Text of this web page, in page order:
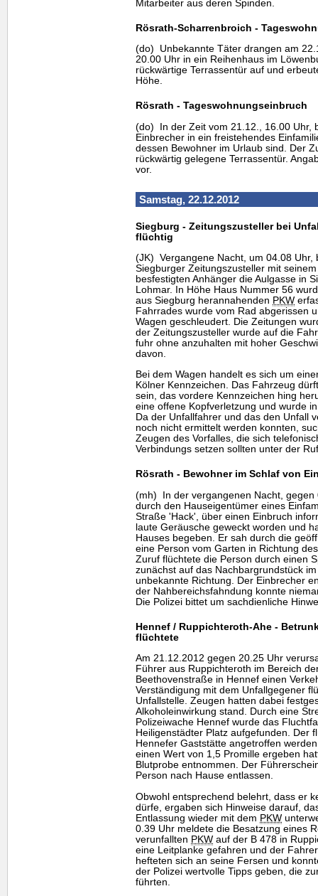
Mitarbeiter aus deren Spinden.
Rösrath-Scharrenbroich -
(do) Unbekannte Täter drangen am
20.00 Uhr in ein Reihenhaus im
rückwärtige Terrassentür auf und
Höhe.
Rösrath - Tageswohnungseinbruch
(do) In der Zeit vom 21.12., 16.00 Uhr,
Einbrecher in ein freistehendes
dessen Bewohner im Urlaub sind. Der
rückwärtig gelegene Terrassentür.
vor.
Samstag, 22.12.2012
Siegburg - Zeitungszusteller bei
flüchtig
(JK) Vergangene Nacht, um 04.08 Uhr,
Siegburger Zeitungszusteller mit
besfestigten Anhänger die Aulgasse in
Lohmar. In Höhe Haus Nummer 56
aus Siegburg herannahenden PKW
Fahrrades wurde vom Rad abgerissen
Wagen geschleudert. Die Zeitungen
der Zeitungszusteller wurde auf die
fuhr ohne anzuhalten mit hoher
davon.
Bei dem Wagen handelt es sich um
Kölner Kennzeichen. Das Fahrzeug
sein, das vordere Kennzeichen hing
eine offene Kopfverletzung und wurde
Da der Unfallfahrer und das den Unfall
noch nicht ermittelt werden konnten,
Zeugen des Vorfalles, die sich
Verbindungs setzen sollten unter der
Rösrath - Bewohner im Schlaf von
(mh) In der vergangenen Nacht, gegen
durch den Hauseigentümer eines
Straße 'Hack', über einen Einbruch
laute Geräusche geweckt worden und
Hauses begeben. Er sah durch die
eine Person vom Garten in Richtung
Zuruf flüchtete die Person durch einen
zunächst auf das Nachbargrundstück
unbekannte Richtung. Der Einbrecher
der Nahbereichsfahndung konnte
Die Polizei bittet um sachdienliche
Hennef / Ruppichteroth-Ahe -
flüchtete
Am 21.12.2012 gegen 20.25 Uhr
Führer aus Ruppichteroth im Bereich
Beethovenstraße in Hennef einen
Verständigung mit dem Unfallgegener
Unfallstelle. Zeugen hatten dabei
Alkoholeinwirkung stand. Durch eine
Polizeiwache Hennef wurde das
Heiligenstädter Platz aufgefunden. Der
Hennefer Gaststätte angetroffen
einen Wert von 1,5 Promille ergeben
Blutprobe entnommen. Der
Person nach Hause entlassen.
Obwohl entsprechend belehrt, dass er
dürfe, ergaben sich Hinweise darauf,
Entlassung wieder mit dem PKW
0.39 Uhr meldete die Besatzung eines
verunfallten PKW auf der B 478 in
eine Leitplanke gefahren und der
hefteten sich an seine Fersen und
der Polizei wertvolle Tipps geben, die
führten.